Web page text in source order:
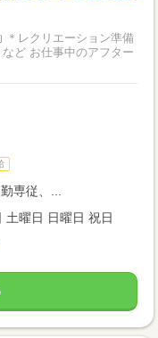
＊レクリエーション準備
ター
専従、...
土曜日 日曜日 祝日